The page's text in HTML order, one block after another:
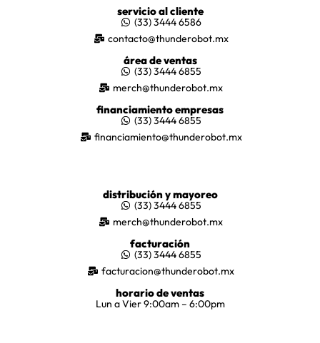
servicio al cliente
(33) 3444 6586
contacto@thunderobot.mx
área de ventas
(33) 3444 6855
merch@thunderobot.mx
financiamiento empresas
(33) 3444 6855
financiamiento@thunderobot.mx
distribución y mayoreo
(33) 3444 6855
merch@thunderobot.mx
facturación
(33) 3444 6855
facturacion@thunderobot.mx
horario de ventas
Lun a Vier 9:00am – 6:00pm